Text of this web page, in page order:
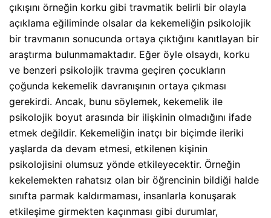
çıkışını örneğin korku gibi travmatik belirli bir olayla
açıklama eğiliminde olsalar da kekemeliğin psikolojik
bir travmanın sonucunda ortaya çıktığını kanıtlayan bir
araştırma bulunmamaktadır. Eğer öyle olsaydı, korku
ve benzeri psikolojik travma geçiren çocukların
çoğunda kekemelik davranışının ortaya çıkması
gerekirdi. Ancak, bunu söylemek, kekemelik ile
psikolojik boyut arasında bir ilişkinin olmadığını ifade
etmek değildir. Kekemeliğin inatçı bir biçimde ileriki
yaşlarda da devam etmesi, etkilenen kişinin
psikolojisini olumsuz yönde etkileyecektir. Örneğin
kekelemekten rahatsız olan bir öğrencinin bildiği halde
sınıfta parmak kaldırmaması, insanlarla konuşarak
etkileşime girmekten kaçınması gibi durumlar,